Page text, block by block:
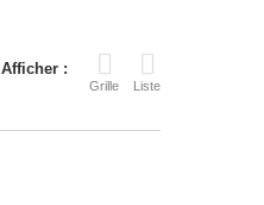
Afficher :
Grille Liste